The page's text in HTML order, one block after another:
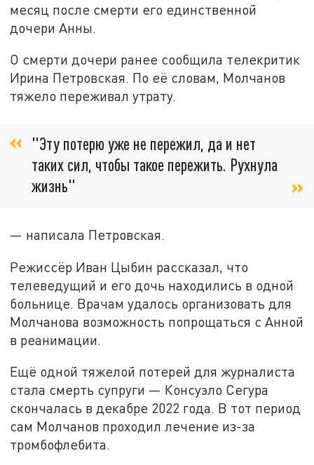
месяц после смерти его единственной
дочери Анны.
О смерти дочери ранее сообщила телекритик
Ирина Петровская. По её словам, Молчанов
тяжело переживал утрату.
"Эту потерю уже не пережил, да и нет
таких сил, чтобы такое пережить. Рухнула
жизнь"
— написала Петровская.
Режиссёр Иван Цыбин рассказал, что
телеведущий и его дочь находились в одной
больнице. Врачам удалось организовать для
Молчанова возможность попрощаться с Анной
в реанимации.
Ещё одной тяжелой потерей для журналиста
стала смерть супруги — Консуэло Сегура
скончалась в декабре 2022 года. В тот период
сам Молчанов проходил лечение из-за
тромбофлебита.